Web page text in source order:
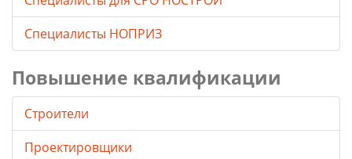
Специалисты НОПРИЗ
Повышение квалификации
Строители
Проектировщики